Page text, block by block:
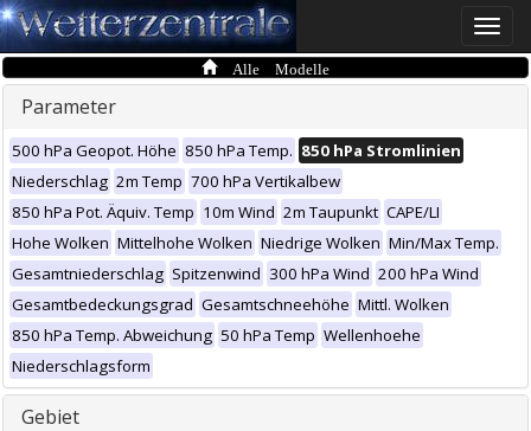
Toggle
Alle Modelle
Parameter
500 hPa Geopot. Höhe 850 hPa Temp. 850 hPa Stromlinien
Niederschlag 2m Temp 700 hPa Vertikalbew
850 hPa Pot. Äquiv. Temp 10m Wind 2m Taupunkt CAPE/LI
Hohe Wolken Mittelhohe Wolken Niedrige Wolken Min/Max Temp.
Gesamtniederschlag Spitzenwind 300 hPa Wind 200 hPa Wind
Gesamtbedeckungsgrad Gesamtschneehöhe Mittl. Wolken
850 hPa Temp. Abweichung 50 hPa Temp Wellenhoehe
Niederschlagsform
Gebiet